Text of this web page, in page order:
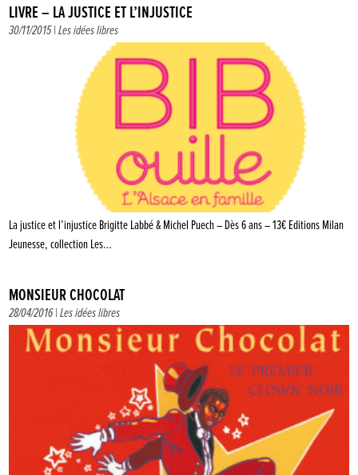
LIVRE – LA JUSTICE ET L’INJUSTICE
30/11/2015 |Les idées libres
La justice et l’injustice Brigitte Labbé & Michel Puech – Dès 6 ans – 13€ Editions Milan
Jeunesse, collection Les…
MONSIEUR CHOCOLAT
28/04/2016 |Les idées libres